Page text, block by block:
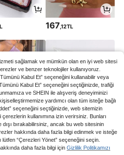
167,12TL
,15TL 52,40TL
sağlamak ve mümkün olan en iyi web sitesi
ve benzer teknolojiler kullanıyoruz.
Kabul Et” seçeneğini kullanabilir veya
Kabul Et” seçeneğini seçtiğinizde, trafiği
ve SHEIN ile alışveriş deneyiminizi
yardımcı olan tüm isteğe bağlı
seçeneğini seçtiğinizde, web sitemizin
kullanımına izin verirsiniz. Bunları
dışı bırakabilirsiniz, ancak bu web sitesinin
hakkında daha fazla bilgi edinmek ve isteğe
lütfen “Çerezleri Yönet” seçeneğini seçin.
daha fazla bilgi için Gizlilik Politikamızı